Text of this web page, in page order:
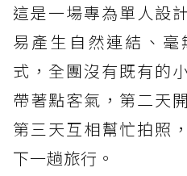
這是一場專為單人設
易產生自然連結、
式，全團沒有既有的
帶著點客氣，第二天
第三天互相幫忙拍照
下一趟旅行。